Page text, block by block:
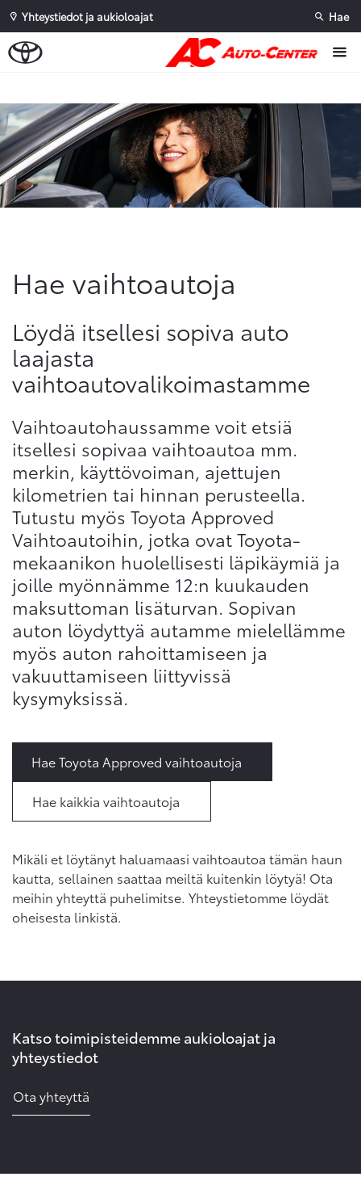
Yhteystiedot ja aukioloajat Hae
Hae vaihtoautoja
Löydä itsellesi sopiva auto
laajasta
vaihtoautovalikoimastamme
Vaihtoautohaussamme voit etsiä
itsellesi sopivaa vaihtoautoa mm.
merkin, käyttövoiman, ajettujen
kilometrien tai hinnan perusteella.
Tutustu myös Toyota Approved
Vaihtoautoihin, jotka ovat Toyota-
mekaanikon huolellisesti läpikäymiä ja
joille myönnämme 12:n kuukauden
maksuttoman lisäturvan. Sopivan
auton löydyttyä autamme mielellämme
myös auton rahoittamiseen ja
vakuuttamiseen liittyvissä
kysymyksissä.
Hae Toyota Approved vaihtoautoja
Hae kaikkia vaihtoautoja
Mikäli et löytänyt haluamaasi vaihtoautoa tämän haun
kautta, sellainen saattaa meiltä kuitenkin löytyä! Ota
meihin yhteyttä puhelimitse. Yhteystietomme löydät
oheisesta linkistä.
Katso toimipisteidemme aukioloajat ja
yhteystiedot
Ota yhteyttä